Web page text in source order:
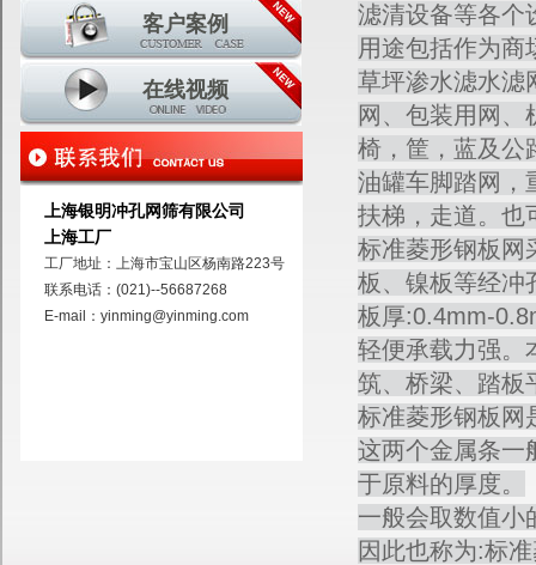
客户案例
在线视频
上海银明冲孔网筛有限公司
上海工厂
工厂地址：上海市宝山区杨南路223号
联系电话：(021)--56687268
E-mail：yinming@yinming.com
滤清设备等各个
用途包括作为商
草坪渗水滤水滤
网、包装用网
椅，筐，蓝及公
油罐车脚踏网，
扶梯，走道。也
标准菱形钢板网
板、镍板等经冲
板厚:0.4mm-
轻便承载力强。
筑、桥梁、踏
标准菱形钢板网
这两个金属条一
于原料的厚度。
一般会取数值小
因此也称为:标